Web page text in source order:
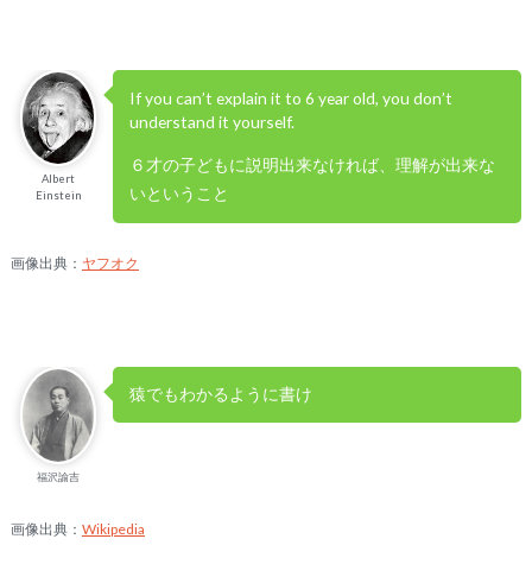
Albert
Einstein
If you can’t explain it to 6 year old, you don’t
understand it yourself.
６才の子どもに説明出来なければ、理解が出来な
いということ
画像出典： ヤフオク
福沢諭吉
猿でもわかるように書け
画像出典： Wikipedia